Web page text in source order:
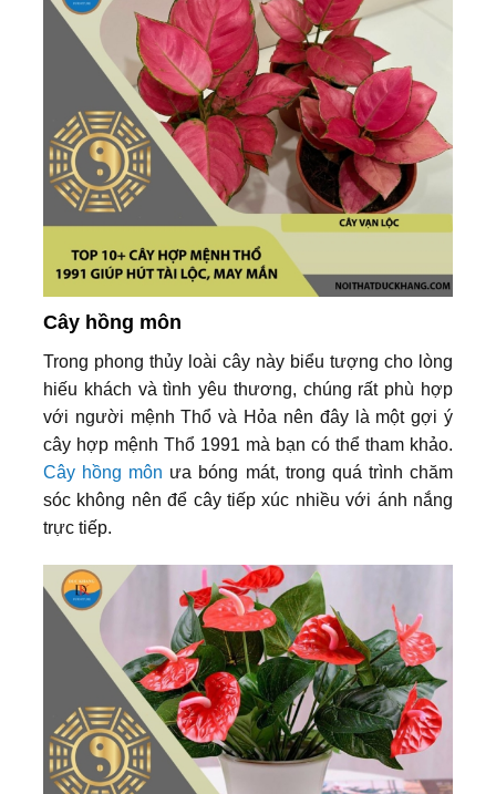
Cây hồng môn
Trong phong thủy loài cây này biểu tượng cho lòng
hiếu khách và tình yêu thương, chúng rất phù hợp
với người mệnh Thổ và Hỏa nên đây là một gợi ý
cây hợp mệnh Thổ 1991 mà bạn có thể tham khảo.
Cây hồng môn ưa bóng mát, trong quá trình chăm
sóc không nên để cây tiếp xúc nhiều với ánh nắng
trực tiếp.